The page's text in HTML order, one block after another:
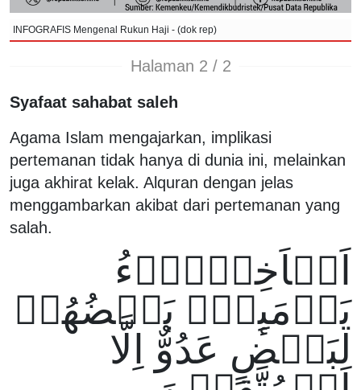
INFOGRAFIS Mengenal Rukun Haji - (dok rep)
Halaman 2 / 2
Syafaat sahabat saleh
Agama Islam mengajarkan, implikasi
pertemanan tidak hanya di dunia ini, melainkan
juga akhirat kelak. Alquran dengan jelas
menggambarkan akibat dari pertemanan yang
salah.
اَلۡاَخِلَّاۤءُ
يَوۡمَٮِٕذٍۢ بَعۡضُهُمۡ
لِبَعۡضٍ عَدُوٌّ اِلَّا